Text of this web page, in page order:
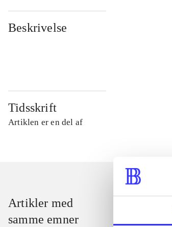
Beskrivelse
Tidsskrift
Artiklen er en del af
Artikler med
samme emner